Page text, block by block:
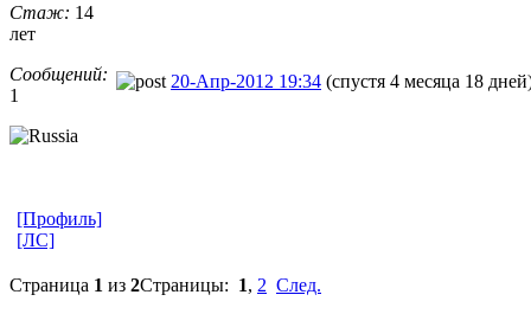
Стаж: 14
лет
Сообщений:
1
20-Апр-2012 19:34 (спустя 4 месяца 18
[Профиль]
[ЛС]
Страница 1 из 2Страницы: 1, 2 След.